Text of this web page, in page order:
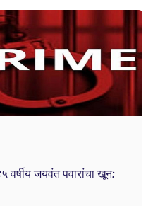
वर्षीय जयवंत पवारांचा खून;